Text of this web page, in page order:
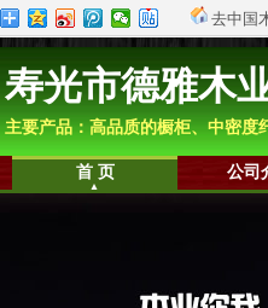
去中国
寿光市德雅木
主要产品：高品质的橱柜、中密度
首 页 公司